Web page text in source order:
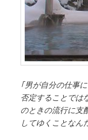
｢男が自分の仕事
否定することでは
のときの流行に支
してゆくことなん